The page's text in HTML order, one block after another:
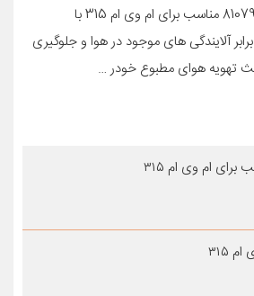
فیلتر کابین اتاق مدل 8107915 مناسب برای ام وی ام 315 با
آلایندگی های موجود در هوا و جلوگیری
تهویه هوای مطبوع خودر …
برای ام وی ام ۳۱۵
۳۱۵